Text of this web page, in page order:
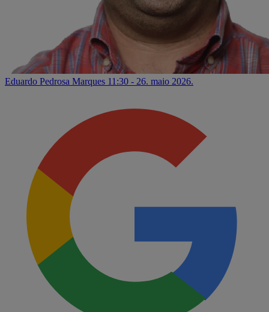
Eduardo Pedrosa Marques 11:30 - 26. maio 2026.